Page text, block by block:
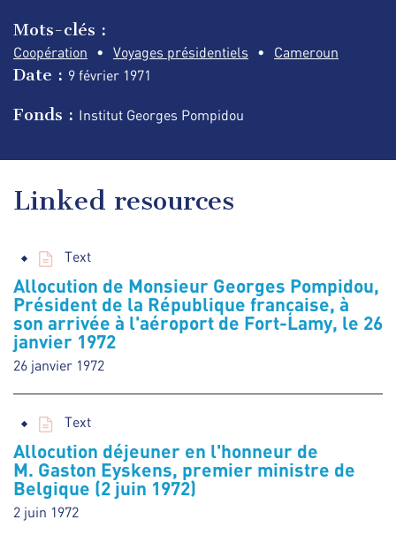
Mots-clés :
Coopération Voyages présidentiels Cameroun
Date : 9 février 1971
Fonds : Institut Georges Pompidou
Linked resources
Text
Allocution de Monsieur Georges Pompidou,
Président de la République française, à
son arrivée à l'aéroport de Fort-Lamy, le 26
janvier 1972
26 janvier 1972
Text
Allocution déjeuner en l'honneur de
M. Gaston Eyskens, premier ministre de
Belgique (2 juin 1972)
2 juin 1972